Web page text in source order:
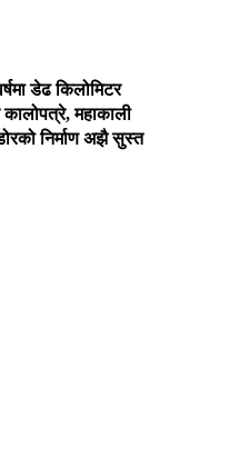
डेढ किलोमिटर
कालोपत्रे, महाकाली
निर्माण अझै सुस्त